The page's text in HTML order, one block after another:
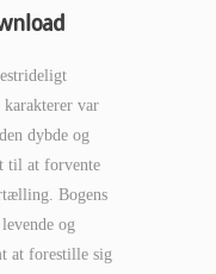
karakterer var
dybde og
til at forvente
Bogens
og
at forestille sig